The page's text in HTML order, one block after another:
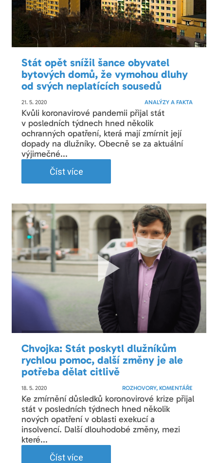
Stát opět snížil šance obyvatel
bytových domů, že vymohou dluhy
od svých neplatících sousedů
21. 5. 2020 ANALÝZY A FAKTA
Kvůli koronavirové pandemii přijal stát
v posledních týdnech hned několik
ochranných opatření, která mají zmírnit její
dopady na dlužníky. Obecně se za aktuální
výjimečné...
Číst více
Chvojka: Stát poskytl dlužníkům
rychlou pomoc, další změny je ale
potřeba dělat citlivě
18. 5. 2020 ROZHOVORY, KOMENTÁŘE
Ke zmírnění důsledků koronovirové krize přijal
stát v posledních týdnech hned několik
nových opatření v oblasti exekucí a
insolvencí. Další dlouhodobé změny, mezi
které...
Číst více